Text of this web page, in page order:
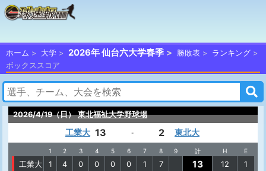
ホーム 大学 2026年 仙台六大学春季 勝敗表
ランキング
ボックススコア
2026/4/19（日） 東北福祉大学野球場
工業大 13 - 2 東北大
1 2 3 4 5 6 7 8 9 計 H E
工業大 1 4 0 0 0 0 1 7 13 12
1